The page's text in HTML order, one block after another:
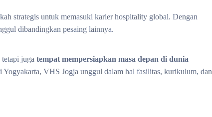
strategis untuk memasuki karier hospitality global. Dengan
dibandingkan pesaing lainnya.
juga tempat mempersiapkan masa depan di dunia
VHS Jogja unggul dalam hal fasilitas, kurikulum, dan